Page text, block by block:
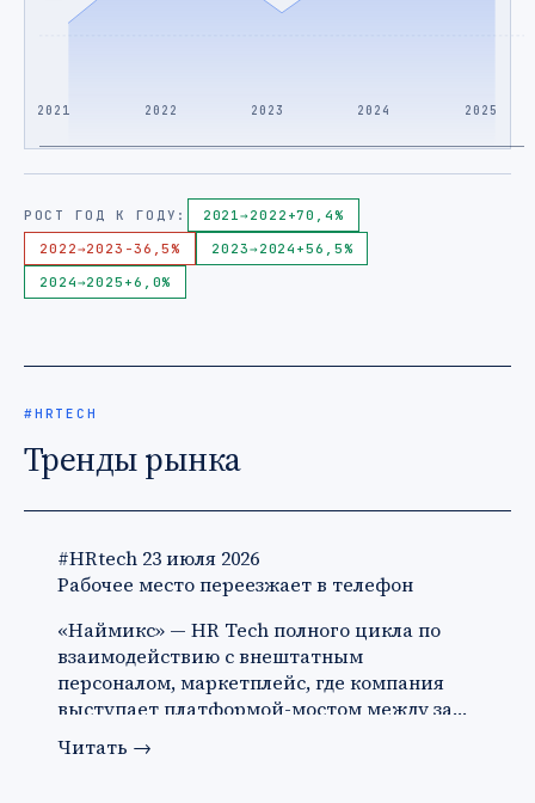
2021 2022 2023 2024 2025
РОСТ ГОД К ГОДУ: 2021→ 2022 +70,4%
2022→2023 -36,5% 2023→ 2024 +56,5%
2024→2025 +6,0%
#HRTECH
Тренды рынка
#HRtech 23 июля 2026
Рабочее место переезжает в телефон
«Наймикс» — HR Tech полного цикла по
взаимодействию с внештатным
персоналом, маркетплейс, где компания
выступает платформой-мостом между за…
Читать →